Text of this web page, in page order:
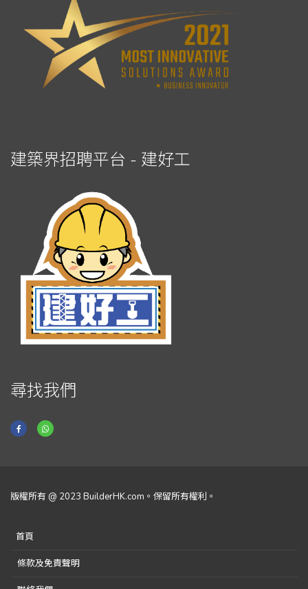
建築界招聘平台 - 建好工
尋找我們
版權所有 @ 2023 BuilderHK.com。保留所有權利。
首頁
條款及免責聲明